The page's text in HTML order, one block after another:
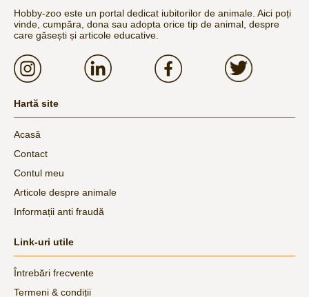
Hobby-zoo este un portal dedicat iubitorilor de animale. Aici poți
vinde, cumpăra, dona sau adopta orice tip de animal, despre
care găsești și articole educative.
Hartă site
Acasă
Contact
Contul meu
Articole despre animale
Informații anti fraudă
Link-uri utile
Întrebări frecvente
Termeni & condiții